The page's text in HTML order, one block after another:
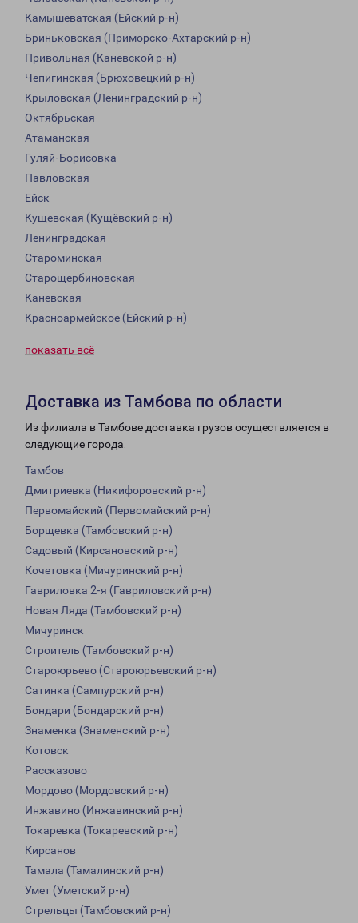
Камышеватская (Ейский р-н)
Бриньковская (Приморско-Ахтарский р-н)
Привольная (Каневской р-н)
Чепигинская (Брюховецкий р-н)
Крыловская (Ленинградский р-н)
Октябрьская
Атаманская
Гуляй-Борисовка
Павловская
Ейск
Кущевская (Кущёвский р-н)
Ленинградская
Староминская
Старощербиновская
Каневская
Красноармейское (Ейский р-н)
показать всё
Доставка из Тамбова по области
Из филиала в Тамбове доставка грузов осуществляется в
следующие города:
Тамбов
Дмитриевка (Никифоровский р-н)
Первомайский (Первомайский р-н)
Борщевка (Тамбовский р-н)
Садовый (Кирсановский р-н)
Кочетовка (Мичуринский р-н)
Гавриловка 2-я (Гавриловский р-н)
Новая Ляда (Тамбовский р-н)
Мичуринск
Строитель (Тамбовский р-н)
Староюрьево (Староюрьевский р-н)
Сатинка (Сампурский р-н)
Бондари (Бондарский р-н)
Знаменка (Знаменский р-н)
Котовск
Рассказово
Мордово (Мордовский р-н)
Инжавино (Инжавинский р-н)
Токаревка (Токаревский р-н)
Кирсанов
Тамала (Тамалинский р-н)
Умет (Уметский р-н)
Стрельцы (Тамбовский р-н)